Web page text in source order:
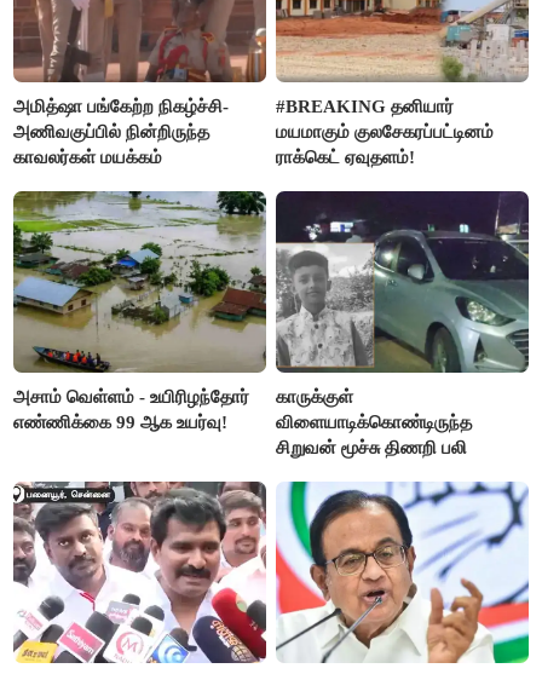
அமித்ஷா பங்கேற்ற நிகழ்ச்சி-
அணிவகுப்பில் நின்றிருந்த
காவலர்கள் மயக்கம்
#BREAKING தனியார்
மயமாகும் குலசேகரப்பட்டினம்
ராக்கெட் ஏவுதளம்!
அசாம் வெள்ளம் - உயிரிழந்தோர்
எண்ணிக்கை 99 ஆக உயர்வு!
காருக்குள்
விளையாடிக்கொண்டிருந்த
சிறுவன் மூச்சு திணறி பலி